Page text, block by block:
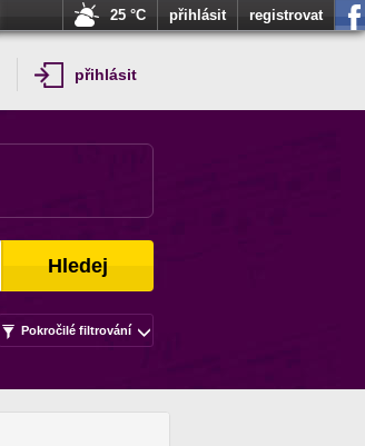
25 °C přihlásit registrovat
přihlásit
Hledej
Pokročilé filtrování